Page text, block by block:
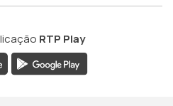
RTP Play